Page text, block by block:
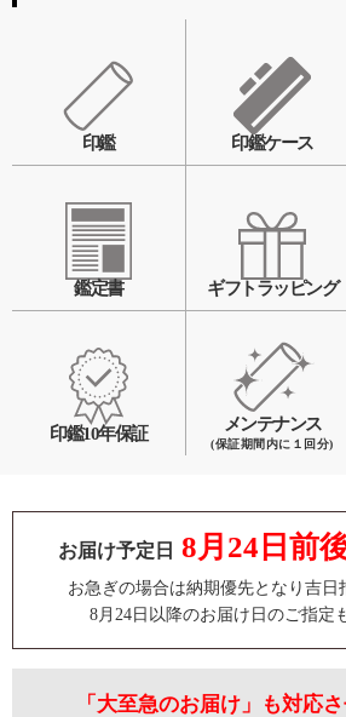
印鑑 印鑑ケース
鑑定書 ギフトラッピング
印鑑10年保証 メンテナンス
(保証期間内に１回分)
お届け予定日 8月24日前
お急ぎの場合は納期優先となり吉日
8月24日以降のお届け日のご指定
「大至急のお届け」も対応